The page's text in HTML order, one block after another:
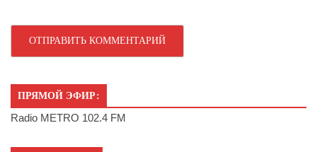
ПРЯМОЙ ЭФИР:
Radio METRO 102.4 FM